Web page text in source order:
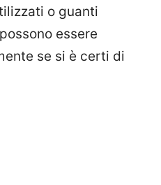
o guanti
essere
se si è certi di